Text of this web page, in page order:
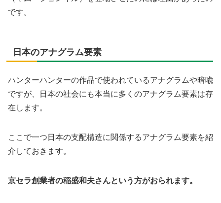
です。
日本のアナグラム要素
ハンターハンターの作品で使われているアナグラムや暗喩
ですが、日本の社会にも本当に多くのアナグラム要素は存
在します。
ここで一つ日本の支配構造に関係するアナグラム要素を紹
介しておきます。
京セラ創業者の稲盛和夫さんという方がおられます。